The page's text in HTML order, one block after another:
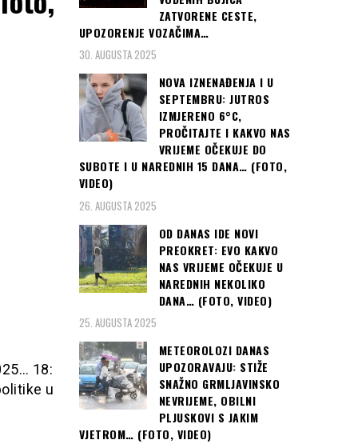
18:
u
ZATVORENE CESTE,
UPOZORENJE VOZAČIMA…
30. AUGUSTA 2025
NOVA IZNENAĐENJA I U
SEPTEMBRU: JUTROS
IZMJERENO 6°C,
PROČITAJTE I KAKVO NAS
VRIJEME OČEKUJE DO
SUBOTE I U NAREDNIH 15 DANA… (FOTO,
VIDEO)
26. AUGUSTA 2025
OD DANAS IDE NOVI
PREOKRET: EVO KAKVO
NAS VRIJEME OČEKUJE U
NAREDNIH NEKOLIKO
DANA… (FOTO, VIDEO)
25. AUGUSTA 2025
METEOROLOZI DANAS
UPOZORAVAJU: STIŽE
SNAŽNO GRMLJAVINSKO
NEVRIJEME, OBILNI
PLJUSKOVI S JAKIM
VJETROM… (FOTO, VIDEO)